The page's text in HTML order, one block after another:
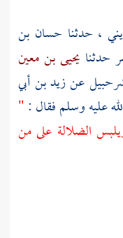
، حدثنا حسان بن
حدثنا يحيى بن معين
عنزيد بن أبي
عليه وسلم فقال :"
الضلالة على من